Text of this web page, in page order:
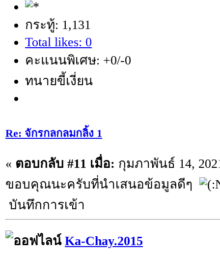
กระทู้: 1,131
Total likes: 0
คะแนนพิเศษ: +0/-0
ทนายขี้เงี่ยน
Re: จักรกลกลมกลิ้ง 1
« ตอบกลับ #11 เมื่อ: กุมภาพันธ์ 14,
ขอบคุณนะครับที่นำเสนอข้อมูลดีๆ
บันทึกการเข้า
Ka-Chay.2015